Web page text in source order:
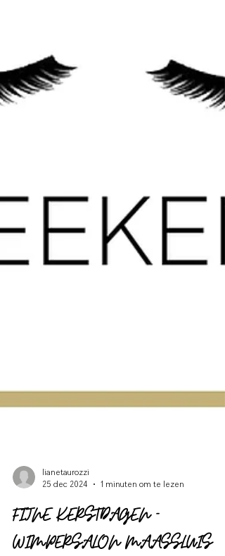
25 dec 2024
1 minuten om te lezen
FIJNE KERSTDAGEN -